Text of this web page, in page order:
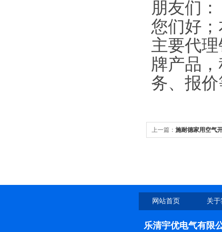
朋友们：
您们好
主要代
牌产品
务、报
上一篇： 施耐德家用空气
网站首页 关
乐清宇优电气有限